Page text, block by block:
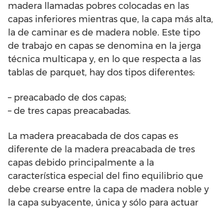
madera llamadas pobres colocadas en las
capas inferiores mientras que, la capa más alta,
la de caminar es de madera noble. Este tipo
de trabajo en capas se denomina en la jerga
técnica multicapa y, en lo que respecta a las
tablas de parquet, hay dos tipos diferentes:
– preacabado de dos capas;
– de tres capas preacabadas.
La madera preacabada de dos capas es
diferente de la madera preacabada de tres
capas debido principalmente a la
característica especial del fino equilibrio que
debe crearse entre la capa de madera noble y
la capa subyacente, única y sólo para actuar